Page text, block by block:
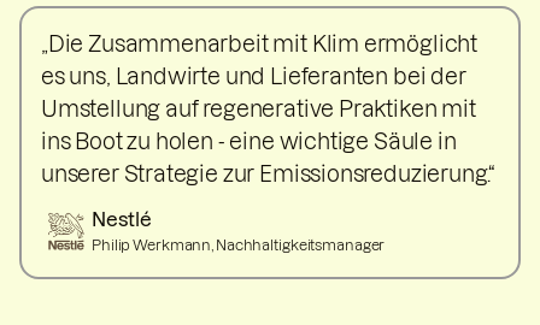
„Die Zusammenarbeit mit Klim ermöglicht
es uns, Landwirte und Lieferanten bei der
Umstellung auf regenerative Praktiken mit
ins Boot zu holen - eine wichtige Säule in
unserer Strategie zur Emissionsreduzierung.“
Nestlé
Philip Werkmann, Nachhaltigkeitsmanager